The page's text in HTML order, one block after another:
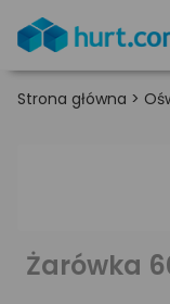
Strona główna >
Żarówka